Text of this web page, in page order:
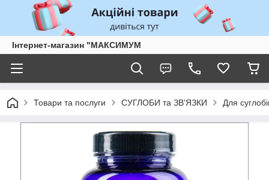
Інтернет-магазин "МАКСИМУМ
Товари та послуги СУГЛОБИ та ЗВ'ЯЗКИ Для